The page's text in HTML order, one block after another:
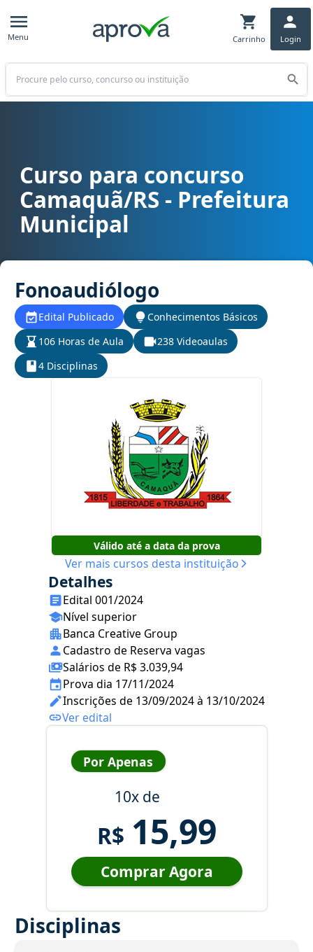
Menu Carrinho Login
Buscar
Curso para concurso Camaquã/RS - Prefeitura Municipal cargo
Curso para concurso
Camaquã/RS - Prefeitura
Municipal
Fonoaudiólogo
Edital Publicado
Conhecimentos Básicos
106 Horas de Aula
238 Videoaulas
4 Disciplinas
Válido até a data da prova
Ver mais cursos desta instituição
Detalhes
Edital 001/2024
Nível superior
Banca Creative Group
Cadastro de Reserva vagas
Salários de R$ 3.039,94
Prova dia 17/11/2024
Inscrições de 13/09/2024 à 13/10/2024
Ver edital
Por Apenas
10x de
R$ 15,99
Comprar Agora
Disciplinas